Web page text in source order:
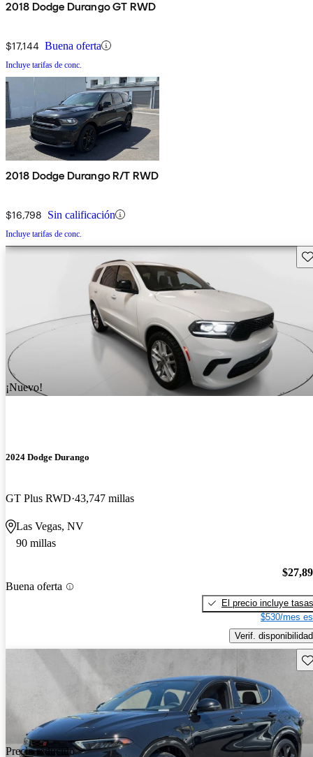
2018 Dodge Durango GT RWD
$17,144 Buena oferta
Incluye tarifas de conc.
2018 Dodge Durango R/T RWD
$16,798 Sin calificación
Incluye tarifas de conc.
¡Nuevo!
2024 Dodge Durango
GT Plus RWD 43,747 millas
Las Vegas, NV
90 millas
Buena oferta
El precio incluye tasas
$530/mes
Verif. disponibilidad
Precio reducido